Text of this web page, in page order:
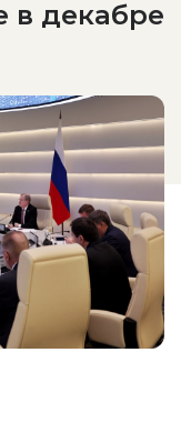
в декабре